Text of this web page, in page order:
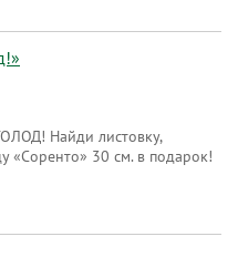
Найди листовку,
«Соренто» 30 см. в подарок!